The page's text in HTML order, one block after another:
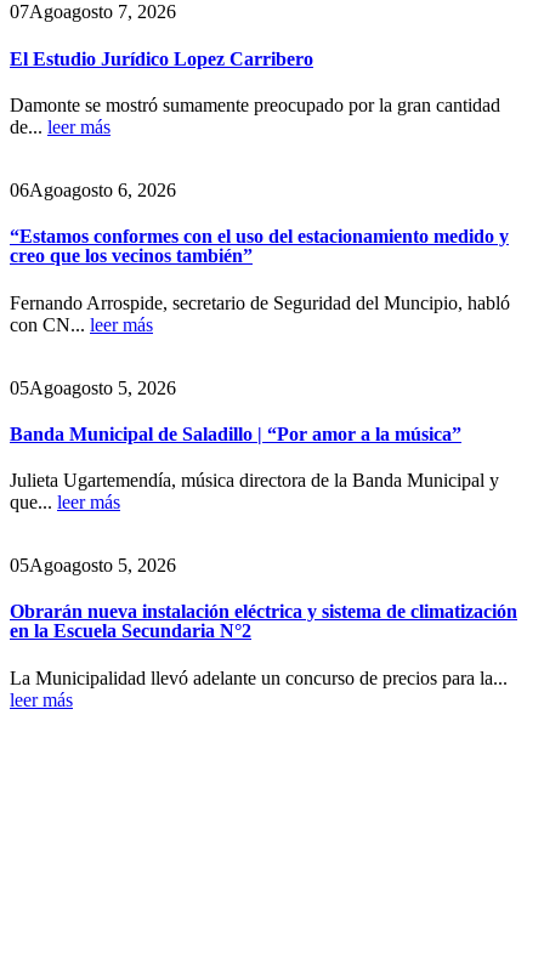
07Agoagosto 7, 2026
El Estudio Jurídico Lopez Carribero
Damonte se mostró sumamente preocupado por la gran cantidad
de... leer más
06Agoagosto 6, 2026
“Estamos conformes con el uso del estacionamiento medido y
creo que los vecinos también”
Fernando Arrospide, secretario de Seguridad del Muncipio, habló
con CN... leer más
05Agoagosto 5, 2026
Banda Municipal de Saladillo | “Por amor a la música”
Julieta Ugartemendía, música directora de la Banda Municipal y
que... leer más
05Agoagosto 5, 2026
Obrarán nueva instalación eléctrica y sistema de climatización
en la Escuela Secundaria N°2
La Municipalidad llevó adelante un concurso de precios para la...
leer más